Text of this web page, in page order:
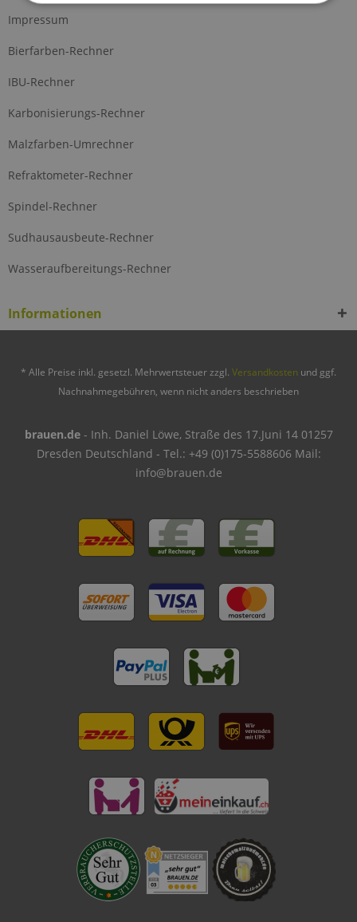
Impressum
Bierfarben-Rechner
IBU-Rechner
Karbonisierungs-Rechner
Malzfarben-Umrechner
Refraktometer-Rechner
Spindel-Rechner
Sudhausausbeute-Rechner
Wasseraufbereitungs-Rechner
Informationen
* Alle Preise inkl. gesetzl. Mehrwertsteuer zzgl. Versandkosten und ggf.
Nachnahmegebühren, wenn nicht anders beschrieben
brauen.de- Inh. Daniel Löwe, Straße des 17.Juni 14 01257
Dresden Deutschland - Tel.: +49 (0)175-5588606 Mail:
info@brauen.de